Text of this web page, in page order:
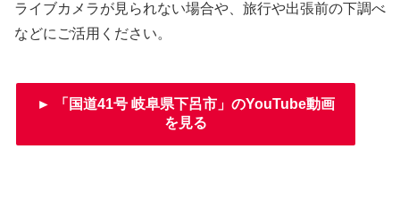
ライブカメラが見られない場合や、旅行や出張前の下調べ
などにご活用ください。
► 「国道41号 岐阜県下呂市」のYouTube動画
を見る